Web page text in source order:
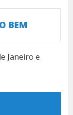
BEM
Janeiro e